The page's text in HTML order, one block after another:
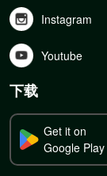
Instagram
Youtube
下载
Get it on
Google Play